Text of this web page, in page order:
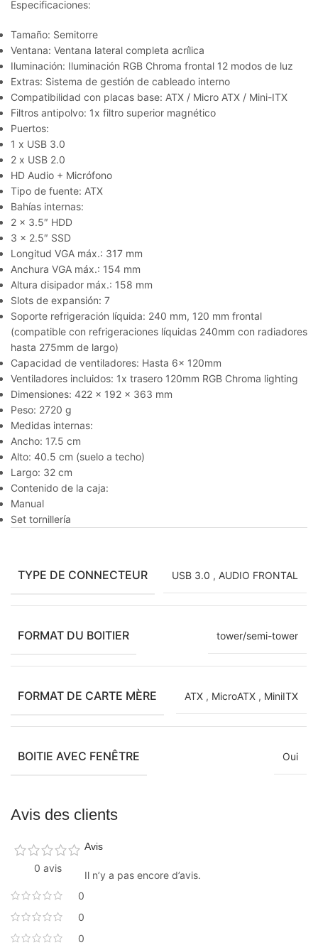
Especificaciones:
Tamaño: Semitorre
Ventana: Ventana lateral completa acrílica
Iluminación: Iluminación RGB Chroma frontal 12 modos de luz
Extras: Sistema de gestión de cableado interno
Compatibilidad con placas base: ATX / Micro ATX / Mini-ITX
Filtros antipolvo: 1x filtro superior magnético
Puertos:
1 x USB 3.0
2 x USB 2.0
HD Audio + Micrófono
Tipo de fuente: ATX
Bahías internas:
2 x 3.5″ HDD
3 x 2.5″ SSD
Longitud VGA máx.: 317 mm
Anchura VGA máx.: 154 mm
Altura disipador máx.: 158 mm
Slots de expansión: 7
Soporte refrigeración líquida: 240 mm, 120 mm frontal
(compatible con refrigeraciones líquidas 240mm con radiadores
hasta 275mm de largo)
Capacidad de ventiladores: Hasta 6x 120mm
Ventiladores incluidos: 1x trasero 120mm RGB Chroma lighting
Dimensiones: 422 x 192 x 363 mm
Peso: 2720 g
Medidas internas:
Ancho: 17.5 cm
Alto: 40.5 cm (suelo a techo)
Largo: 32 cm
Contenido de la caja:
Manual
Set tornillería
TYPE DE CONNECTEUR USB 3.0 , AUDIO FRONTAL
FORMAT DU BOITIER tower/semi-tower
FORMAT DE CARTE MÈRE ATX , MicroATX , MiniITX
BOITIE AVEC FENÊTRE Oui
Avis des clients
0 avis
0
0
0
Avis
Il n’y a pas encore d’avis.